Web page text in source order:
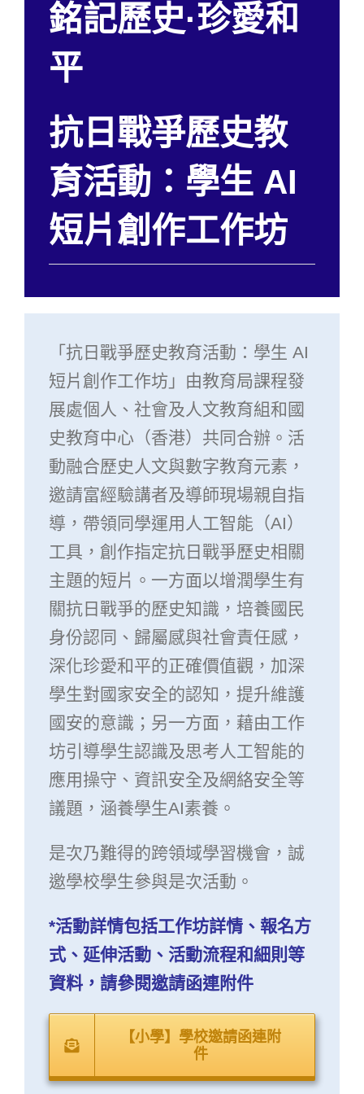
銘記歷史·珍愛和
平
抗日戰爭歷史教
育活動：學生 AI
短片創作工作坊
「抗日戰爭歷史教育活動：學生 AI
短片創作工作坊」由教育局課程發
展處個人、社會及人文教育組和國
史教育中心（香港）共同合辦。活
動融合歷史人文與數字教育元素，
邀請富經驗講者及導師現場親自指
導，帶領同學運用人工智能（AI）
工具，創作指定抗日戰爭歷史相關
主題的短片。一方面以增潤學生有
關抗日戰爭的歷史知識，培養國民
身份認同、歸屬感與社會責任感，
深化珍愛和平的正確價值觀，加深
學生對國家安全的認知，提升維護
國安的意識；另一方面，藉由工作
坊引導學生認識及思考人工智能的
應用操守、資訊安全及網絡安全等
議題，涵養學生AI素養。
是次乃難得的跨領域學習機會，誠
邀學校學生參與是次活動。
*活動詳情包括工作坊詳情、報名方
式、延伸活動、活動流程和細則等
資料，請參閱邀請函連附件
【小學】學校邀請函連附
件